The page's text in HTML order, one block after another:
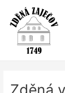
Zděná